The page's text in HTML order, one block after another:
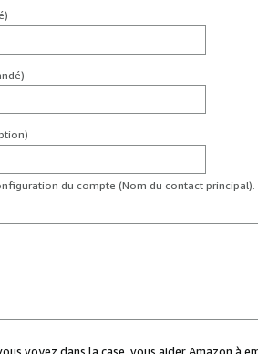
du compte (Nom du contact principal).